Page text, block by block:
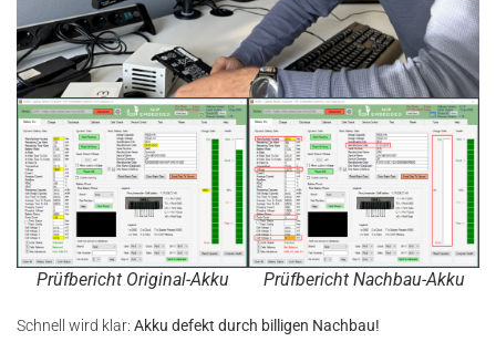
Prüfbericht Original-Akku Prüfbericht Nachbau-Akku
Schnell wird klar: Akku defekt durch billigen Nachbau!